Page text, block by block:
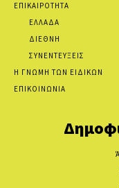
ΕΠΙΚΑΙΡΟΤΗΤΑ
ΕΛΛΑΔΑ
ΔΙΕΘΝΗ
ΣΥΝΕΝΤΕΥΞΕΙΣ
Η ΓΝΩΜΗ ΤΩΝ ΕΙΔΙΚΩΝ
ΕΠΙΚΟΙΝΩΝΙΑ